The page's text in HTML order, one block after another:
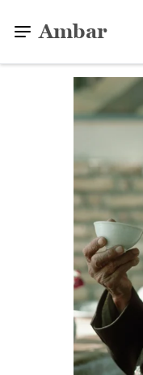
Ambar